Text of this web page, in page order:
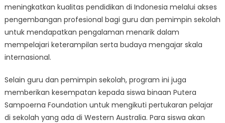
meningkatkan kualitas pendidikan di Indonesia melalui akses
pengembangan profesional bagi guru dan pemimpin sekolah
untuk mendapatkan pengalaman menarik dalam
mempelajari keterampilan serta budaya mengajar skala
internasional.
Selain guru dan pemimpin sekolah, program ini juga
memberikan kesempatan kepada siswa binaan Putera
Sampoerna Foundation untuk mengikuti pertukaran pelajar
di sekolah yang ada di Western Australia. Para siswa akan